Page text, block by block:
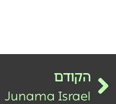
הקודם
Junama Israel